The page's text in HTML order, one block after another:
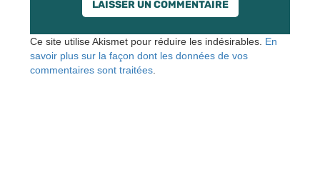
Ce site utilise Akismet pour réduire les indésirables. En
savoir plus sur la façon dont les données de vos
commentaires sont traitées